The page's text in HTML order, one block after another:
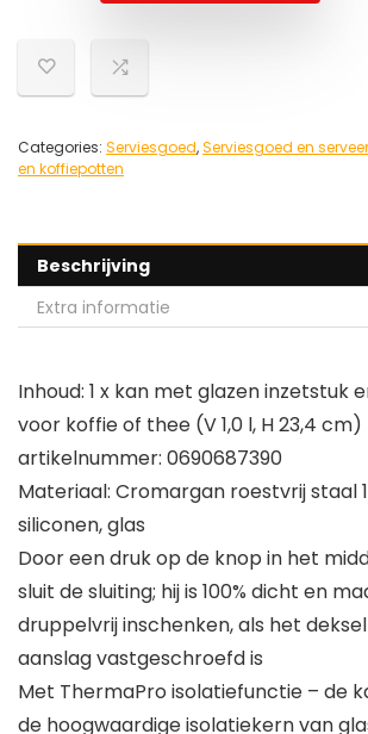
Categories: Serviesgoed,Serviesgoed en
en koffiepotten
Beschrijving
Extra informatie
Inhoud: 1 x kan met glazen inzetstuk
voor koffie of thee (V 1,0 l, H 23,4 cm)
artikelnummer: 0690687390
Materiaal: Cromargan roestvrij staal
siliconen, glas
Door een druk op de knop in het
sluit de sluiting; hij is 100% dicht en
druppelvrij inschenken, als het
aanslag vastgeschroefd is
Met ThermaPro isolatiefunctie – de
de hoogwaardige isolatiekern van